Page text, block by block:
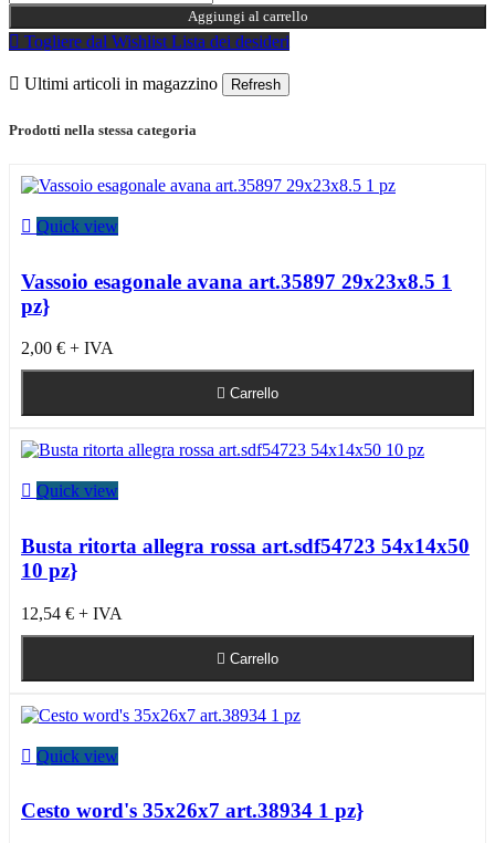
Aggiungi al carrello
 Togliere dal Wishlist Lista dei desideri
 Ultimi articoli in magazzino
Prodotti nella stessa categoria
 Quick view
Vassoio esagonale avana art.35897 29x23x8.5 1
pz}
2,00 € + IVA
 Carrello
 Quick view
Busta ritorta allegra rossa art.sdf54723 54x14x50
10 pz}
12,54 € + IVA
 Carrello
 Quick view
Cesto word's 35x26x7 art.38934 1 pz}